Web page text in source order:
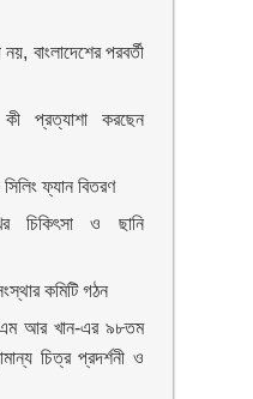
নয়, বাংলাদেশের পরবর্তী
প্রত্যাশা করছেন
ফ্যান বিতরণ
চিকিৎসা ও ছানি
কমিটি গঠন
আর খান-এর ৯৮তম
চিত্র প্রদর্শনী ও